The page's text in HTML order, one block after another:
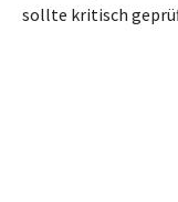
sollte kritisch